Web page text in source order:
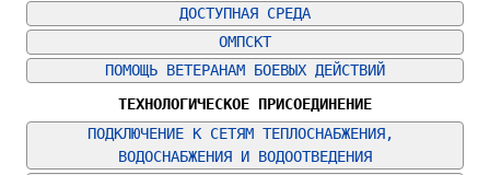
ДОСТУПНАЯ СРЕДА
ОМПСКТ
ПОМОЩЬ ВЕТЕРАНАМ БОЕВЫХ ДЕЙСТВИЙ
ТЕХНОЛОГИЧЕСКОЕ ПРИСОЕДИНЕНИЕ
ПОДКЛЮЧЕНИЕ К СЕТЯМ ТЕПЛОСНАБЖЕНИЯ,
ВОДОСНАБЖЕНИЯ И ВОДООТВЕДЕНИЯ